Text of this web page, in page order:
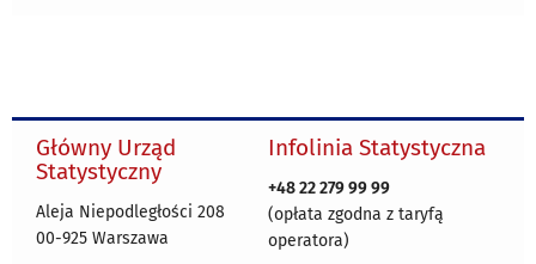
Główny Urząd
Statystyczny
Aleja Niepodległości 208
00-925 Warszawa
Infolinia Statystyczna
+48 22 279 99 99
(opłata zgodna z taryfą
operatora)